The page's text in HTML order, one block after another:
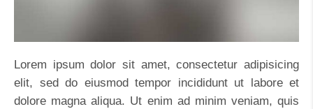
Lorem ipsum dolor sit amet, consectetur adipisicing
elit, sed do eiusmod tempor incididunt ut labore et
dolore magna aliqua. Ut enim ad minim veniam, quis